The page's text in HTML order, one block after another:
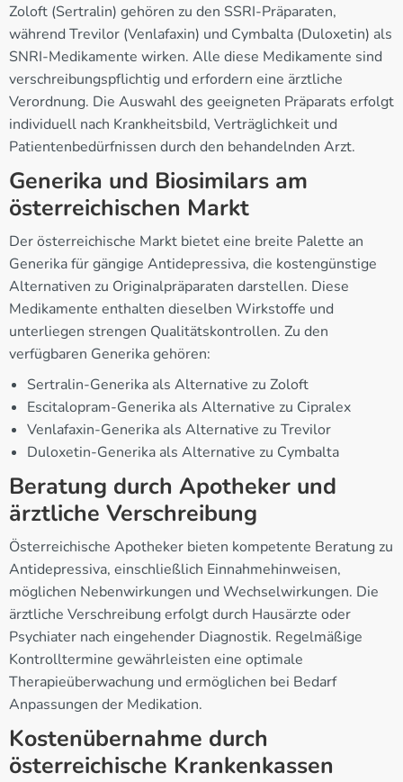
Zoloft (Sertralin) gehören zu den SSRI-Präparaten,
während Trevilor (Venlafaxin) und Cymbalta (Duloxetin) als
SNRI-Medikamente wirken. Alle diese Medikamente sind
verschreibungspflichtig und erfordern eine ärztliche
Verordnung. Die Auswahl des geeigneten Präparats erfolgt
individuell nach Krankheitsbild, Verträglichkeit und
Patientenbedürfnissen durch den behandelnden Arzt.
Generika und Biosimilars am
österreichischen Markt
Der österreichische Markt bietet eine breite Palette an
Generika für gängige Antidepressiva, die kostengünstige
Alternativen zu Originalpräparaten darstellen. Diese
Medikamente enthalten dieselben Wirkstoffe und
unterliegen strengen Qualitätskontrollen. Zu den
verfügbaren Generika gehören:
Sertralin-Generika als Alternative zu Zoloft
Escitalopram-Generika als Alternative zu Cipralex
Venlafaxin-Generika als Alternative zu Trevilor
Duloxetin-Generika als Alternative zu Cymbalta
Beratung durch Apotheker und
ärztliche Verschreibung
Österreichische Apotheker bieten kompetente Beratung zu
Antidepressiva, einschließlich Einnahmehinweisen,
möglichen Nebenwirkungen und Wechselwirkungen. Die
ärztliche Verschreibung erfolgt durch Hausärzte oder
Psychiater nach eingehender Diagnostik. Regelmäßige
Kontrolltermine gewährleisten eine optimale
Therapieüberwachung und ermöglichen bei Bedarf
Anpassungen der Medikation.
Kostenübernahme durch
österreichische Krankenkassen